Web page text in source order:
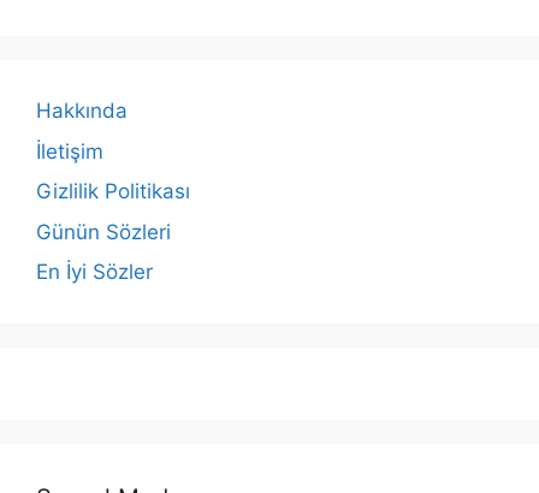
Hakkında
İletişim
Gizlilik Politikası
Günün Sözleri
En İyi Sözler